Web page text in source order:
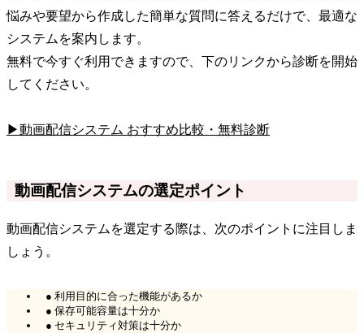
悩みや要望から作成した簡単な質問に答えるだけで、最適な
システムを案内します。
無料で今すぐ利用できますので、下のリンクから診断を開始
してください。
▶動画配信システム おすすめ比較・無料診断
動画配信システムの選定ポイント
動画配信システムを選定する際は、次のポイントに注目しま
しょう。
● 利用目的に合った機能があるか
● 保存可能容量は十分か
● セキュリティ対策は十分か